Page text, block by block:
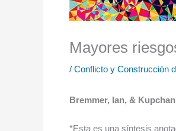
Mayores
/ Conflicto y Construcción
Bremmer, Ian, &
*Esta es una síntesis